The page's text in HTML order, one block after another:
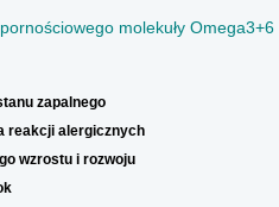
molekuły
zapalnego
reakcji alergicznych
wzrostu i rozwoju